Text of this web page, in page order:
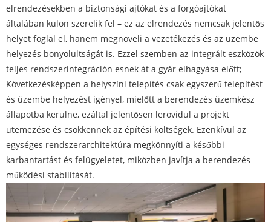
elrendezésekben a biztonsági ajtókat és a forgóajtókat
általában külön szerelik fel – ez az elrendezés nemcsak jelentős
helyet foglal el, hanem megnöveli a vezetékezés és az üzembe
helyezés bonyolultságát is. Ezzel szemben az integrált eszközök
teljes rendszerintegráción esnek át a gyár elhagyása előtt;
Következésképpen a helyszíni telepítés csak egyszerű telepítést
és üzembe helyezést igényel, mielőtt a berendezés üzemkész
állapotba kerülne, ezáltal jelentősen lerövidül a projekt
ütemezése és csökkennek az építési költségek. Ezenkívül az
egységes rendszerarchitektúra megkönnyíti a későbbi
karbantartást és felügyeletet, miközben javítja a berendezés
működési stabilitását.